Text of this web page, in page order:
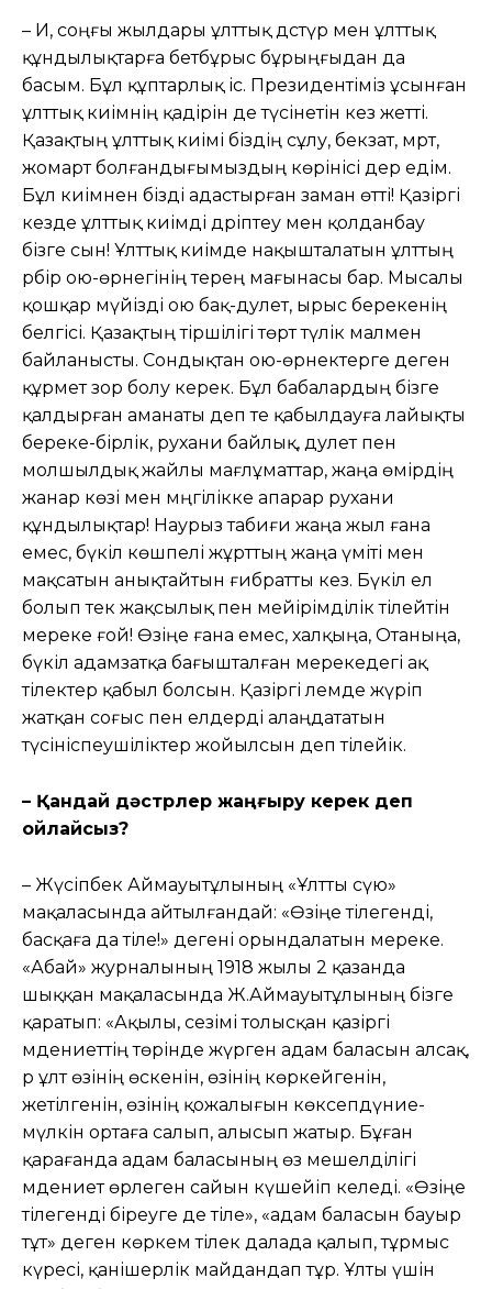
– Иә, соңғы жылдары ұлттық дәстүр мен ұлттық
құндылықтарға бетбұрыс бұрыңғыдан да
басым. Бұл құптарлық іс. Президентіміз ұсынған
ұлттық киімнің қадірін де түсінетін кез жетті.
Қазақтың ұлттық киімі біздің сұлу, бекзат, мәрт,
жомарт болғандығымыздың көрінісі дер едім.
Бұл киімнен бізді адастырған заман өтті! Қазіргі
кезде ұлттық киімді дәріптеу мен қолданбау
бізге сын! Ұлттық киімде нақышталатын ұлттың
әрбір ою-өрнегінің терең мағынасы бар. Мысалы
қошқар мүйізді ою бақ-дәулет, ырыс берекенің
белгісі. Қазақтың тіршілігі төрт түлік малмен
байланысты. Сондықтан ою-өрнектерге деген
құрмет зор болу керек. Бұл бабалардың бізге
қалдырған аманаты деп те қабылдауға лайықты
береке-бірлік, рухани байлық, дәулет пен
молшылдық жайлы мағлұматтар, жаңа өмірдің
жанар көзі мен мәңгілікке апарар рухани
құндылықтар! Наурыз табиғи жаңа жыл ғана
емес, бүкіл көшпелі жұрттың жаңа үміті мен
мақсатын анықтайтын ғибратты кез. Бүкіл ел
болып тек жақсылық пен мейірімділік тілейтін
мереке ғой! Өзіңе ғана емес, халқыңа, Отаныңа,
бүкіл адамзатқа бағышталған мерекедегі ақ
тілектер қабыл болсын. Қазіргі әлемде жүріп
жатқан соғыс пен елдерді алаңдататын
түсініспеушіліктер жойылсын деп тілейік.
– Қандай дәстүрлер жаңғыру керек деп
ойлайсыз?
– Жүсіпбек Аймауытұлының «Ұлтты сүю»
мақаласында айтылғандай: «Өзіңе тілегенді,
басқаға да тіле!» дегені орындалатын мереке.
«Абай» журналының 1918 жылы 2 қазанда
шыққан мақаласында Ж.Аймауытұлының бізге
қаратып: «Ақылы, сезімі толысқан қазіргі
мәдениеттің төрінде жүрген адам баласын алсақ,
әр ұлт өзінің өскенін, өзінің көркейгенін,
жетілгенін, өзінің қожалығын көксепдүние-
мүлкін ортаға салып, алысып жатыр. Бұған
қарағанда адам баласының өз мешелділігі
мәдениет өрлеген сайын күшейіп келеді. «Өзіңе
тілегенді біреуге де тіле», «адам баласын бауыр
тұт» деген көркем тілек далада қалып, тұрмыс
күресі, қанішерлік майдандап тұр. Ұлты үшін